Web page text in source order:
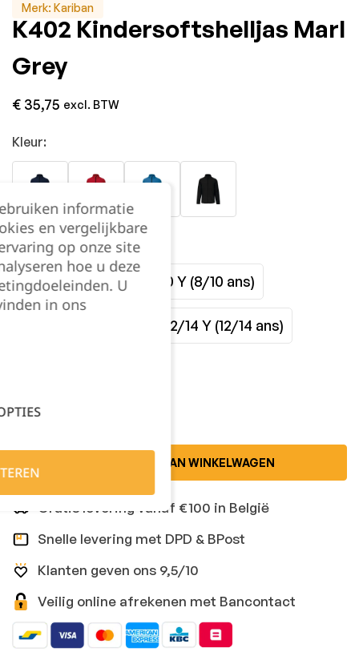
Merk: Kariban
K402 Kindersoftshelljas Marl
Grey
€ 35,75 excl. BTW
Kleur:
Maat:
6/8 Y (6/8 ans) 8/10 Y (8/10 ans)
12/14 Y (12/14 ans)
TOEVOEGEN AAN WINKELWAGEN
Gratis levering vanaf €100 in België
Snelle levering met DPD & BPost
Klanten geven ons 9,5/10
Veilig online afrekenen met Bancontact
informatie
en vergelijkbare
op onze site
hoe u deze
U
in ons